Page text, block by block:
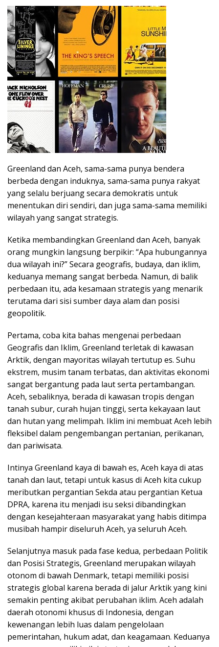
Greenland dan Aceh, sama-sama punya bendera
berbeda dengan induknya, sama-sama punya rakyat
yang selalu berjuang secara demokratis untuk
menentukan diri sendiri, dan juga sama-sama memiliki
wilayah yang sangat strategis.
Ketika membandingkan Greenland dan Aceh, banyak
orang mungkin langsung berpikir: “Apa hubungannya
dua wilayah ini?” Secara geografis, budaya, dan iklim,
keduanya memang sangat berbeda. Namun, di balik
perbedaan itu, ada kesamaan strategis yang menarik
terutama dari sisi sumber daya alam dan posisi
geopolitik.
Pertama, coba kita bahas mengenai perbedaan
Geografis dan Iklim, Greenland terletak di kawasan
Arktik, dengan mayoritas wilayah tertutup es. Suhu
ekstrem, musim tanam terbatas, dan aktivitas ekonomi
sangat bergantung pada laut serta pertambangan.
Aceh, sebaliknya, berada di kawasan tropis dengan
tanah subur, curah hujan tinggi, serta kekayaan laut
dan hutan yang melimpah. Iklim ini membuat Aceh lebih
fleksibel dalam pengembangan pertanian, perikanan,
dan pariwisata.
Intinya Greenland kaya di bawah es, Aceh kaya di atas
tanah dan laut, tetapi untuk kasus di Aceh kita cukup
meributkan pergantian Sekda atau pergantian Ketua
DPRA, karena itu menjadi isu seksi dibandingkan
dengan kesejahteraan masyarakat yang habis ditimpa
musibah hampir diseluruh Aceh, ya seluruh Aceh.
Selanjutnya masuk pada fase kedua, perbedaan Politik
dan Posisi Strategis, Greenland merupakan wilayah
otonom di bawah Denmark, tetapi memiliki posisi
strategis global karena berada di jalur Arktik yang kini
semakin penting akibat perubahan iklim. Aceh adalah
daerah otonomi khusus di Indonesia, dengan
kewenangan lebih luas dalam pengelolaan
pemerintahan, hukum adat, dan keagamaan. Keduanya